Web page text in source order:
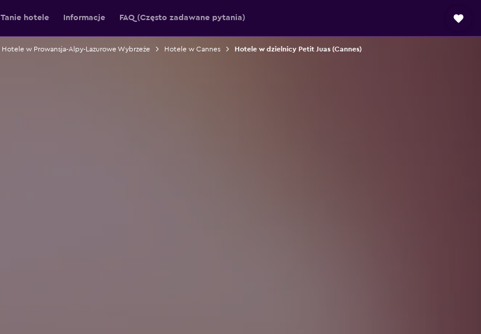
Tanie hotele Informacje FAQ (Często zadawane pytania)
Hotele w Prowansja-Alpy-Lazurowe Wybrzeże Hotele w Cannes Hotele w dzielnicy Petit Juas (Cannes)